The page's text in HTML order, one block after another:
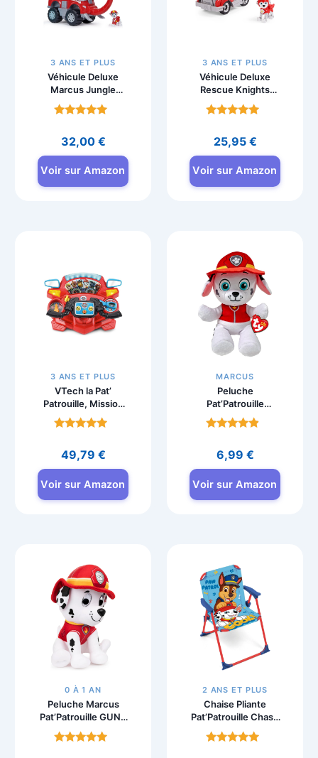
3 ANS ET PLUS
Véhicule Deluxe
Marcus Jungle
Pups, jouet la Pat
Patrouille
4.8
sur 5
32,00 €
Voir sur Amazon
3 ANS ET PLUS
Véhicule Deluxe
Rescue Knights
Pat’Patrouille
Marcus
4.7
sur 5
25,95 €
Voir sur Amazon
3 ANS ET PLUS
VTech la Pat’
Patrouille, Mission
Pilote 2 en 1,
Simulateur de
Patrouille
4.6
sur 5
49,79 €
Voir sur Amazon
MARCUS
Peluche
Pat’Patrouille
Marcus 15cm à
Collectionner
4.5
sur 5
6,99 €
Voir sur Amazon
0 À 1 AN
Peluche Marcus
Pat’Patrouille GUND
25 cm, dès la
naissance
2 ANS ET PLUS
Chaise Pliante
Pat’Patrouille Chase
et Marcus avec
Accoudoirs